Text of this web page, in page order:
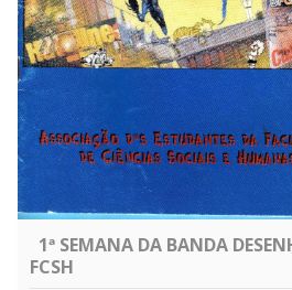
1ª SEMANA DA BANDA
FCSH